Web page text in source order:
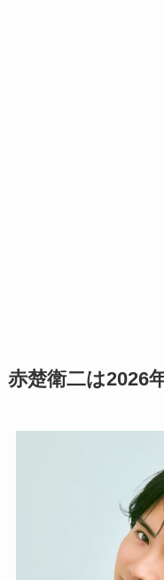
赤楚衛二は2026